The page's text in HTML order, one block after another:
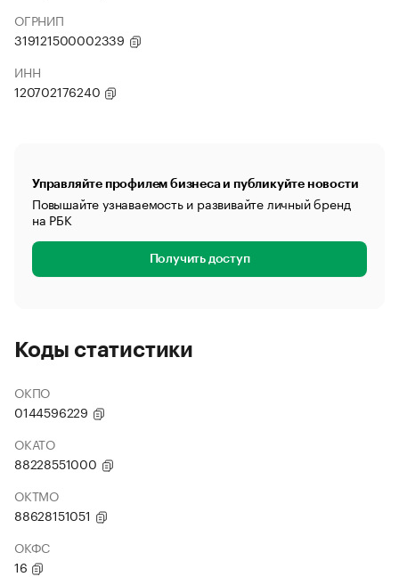
ОГРНИП
319121500002339
ИНН
120702176240
Управляйте профилем бизнеса и публикуйте новости
Повышайте узнаваемость и развивайте личный бренд
на РБК
Получить доступ
Коды статистики
ОКПО
0144596229
ОКАТО
88228551000
ОКТМО
88628151051
ОКФС
16